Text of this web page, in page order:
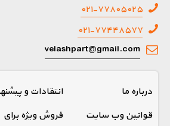
۰۲۱-۷۷۸۰۵۰۲۵
۰۲۱-۷۷۴۴۸۵۷۷
velashpart@gmail.com
درباره ما
انتقادات و
قوانین وب سایت
فروش ویژه برای